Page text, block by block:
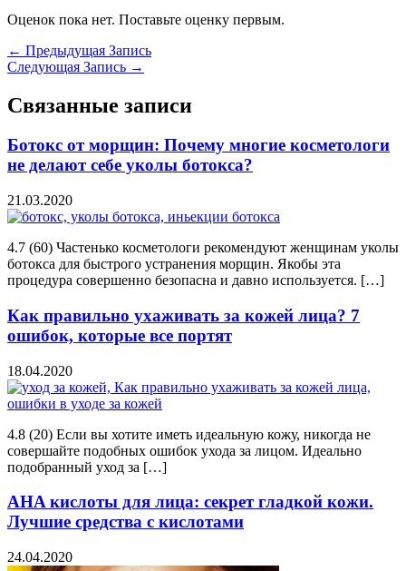
Оценок пока нет. Поставьте оценку первым.
← Предыдущая Запись
Следующая Запись →
Связанные записи
Ботокс от морщин: Почему многие косметологи
не делают себе уколы ботокса?
21.03.2020
4.7 (60) Частенько косметологи рекомендуют женщинам уколы
ботокса для быстрого устранения морщин. Якобы эта
процедура совершенно безопасна и давно используется. […]
Как правильно ухаживать за кожей лица? 7
ошибок, которые все портят
18.04.2020
4.8 (20) Если вы хотите иметь идеальную кожу, никогда не
совершайте подобных ошибок ухода за лицом. Идеально
подобранный уход за […]
AHA кислоты для лица: секрет гладкой кожи.
Лучшие средства с кислотами
24.04.2020